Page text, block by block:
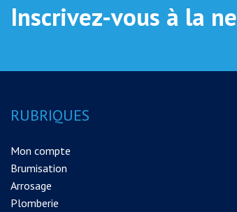
Inscrivez-vous à la
RUBRIQUES
Mon compte
Brumisation
Arrosage
Plomberie